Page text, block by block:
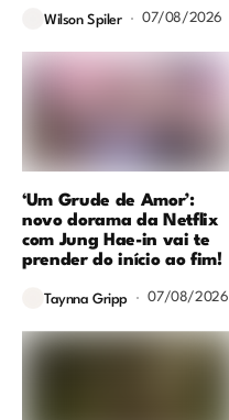
Wilson Spiler 07/08/2026
‘Um Grude de Amor’:
novo dorama da Netflix
com Jung Hae-in vai te
prender do início ao fim!
Taynna Gripp 07/08/2026